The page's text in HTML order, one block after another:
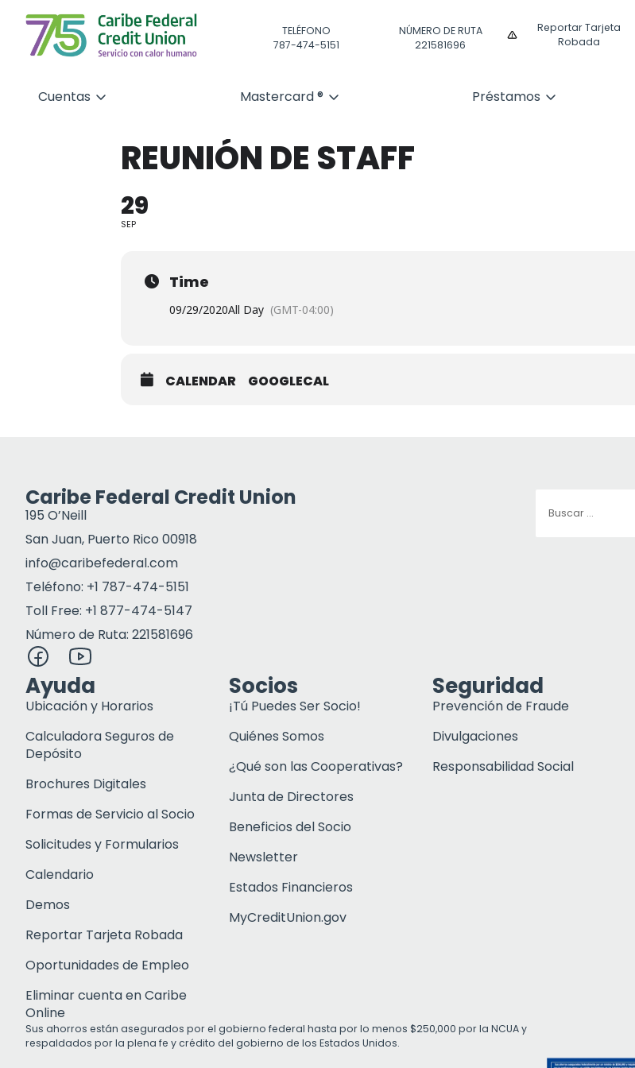
TELÉFONO
787-474-5151
NÚMERO DE RUTA
221581696
Reportar Tarjeta
Robada
Cuentas Mastercard ® Préstamos
REUNIÓN DE STAFF
29
SEP
Time
09/29/2020All Day (GMT-04:00)
CALENDAR GOOGLECAL
Caribe Federal Credit Union
195 O’Neill
San Juan, Puerto Rico 00918
info@caribefederal.com
Teléfono: +1 787-474-5151
Toll Free: +1 877-474-5147
Número de Ruta: 221581696
Ayuda
Ubicación y Horarios
Calculadora Seguros de
Depósito
Brochures Digitales
Formas de Servicio al Socio
Solicitudes y Formularios
Calendario
Demos
Reportar Tarjeta Robada
Oportunidades de Empleo
Eliminar cuenta en Caribe
Online
Socios
¡Tú Puedes Ser Socio!
Quiénes Somos
¿Qué son las Cooperativas?
Junta de Directores
Beneficios del Socio
Newsletter
Estados Financieros
MyCreditUnion.gov
Seguridad
Prevención de Fraude
Divulgaciones
Responsabilidad Social
Sus ahorros están asegurados por el gobierno federal hasta por lo menos $250,000 por la NCUA y
respaldados por la plena fe y crédito del gobierno de los Estados Unidos.